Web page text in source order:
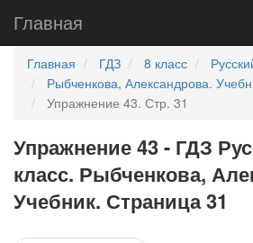
Главная
Главная ГДЗ 8 класс
Рыбченкова, Александрова.
Упражнение 43. Стр. 31
Упражнение 43 - ГДЗ
класс. Рыбченкова,
Учебник. Страница 31